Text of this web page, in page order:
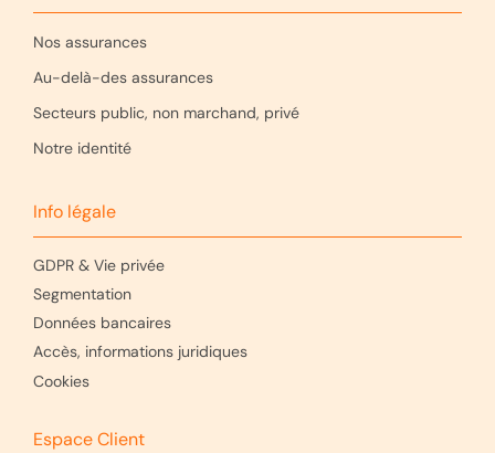
Nos assurances
Au-delà-des assurances
Secteurs public, non marchand, privé
Notre identité
Info légale
GDPR & Vie privée
Segmentation
Données bancaires
Accès, informations juridiques
Cookies
Espace Client